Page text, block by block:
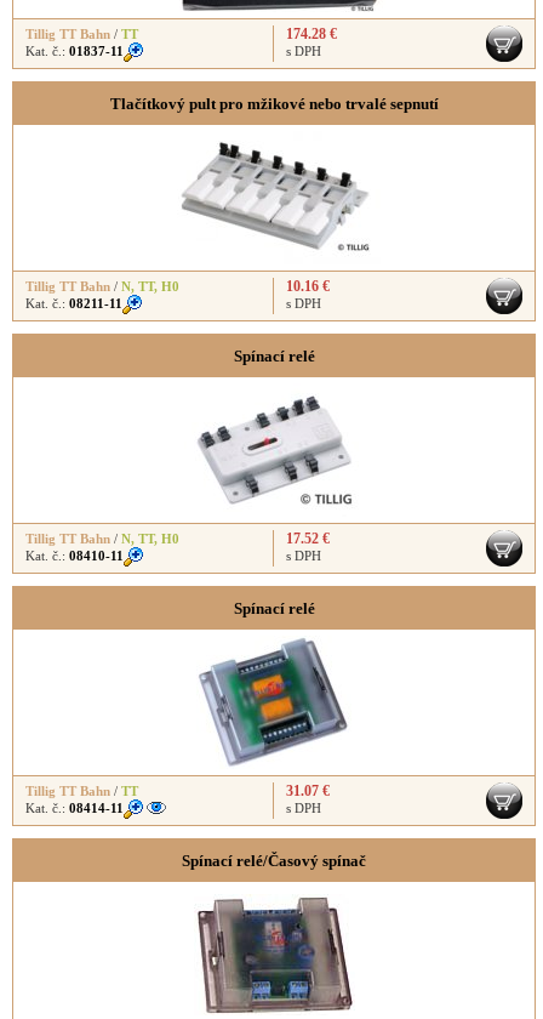
Tillig TT Bahn / TT
Kat. č.: 01837-11
174.28 €
s DPH
Tlačítkový pult pro mžikové nebo trvalé sepnutí
Tillig TT Bahn / N, TT, H0
Kat. č.: 08211-11
10.16 €
s DPH
Spínací relé
Tillig TT Bahn / N, TT, H0
Kat. č.: 08410-11
17.52 €
s DPH
Spínací relé
Tillig TT Bahn / TT
Kat. č.: 08414-11
31.07 €
s DPH
Spínací relé/Časový spínač